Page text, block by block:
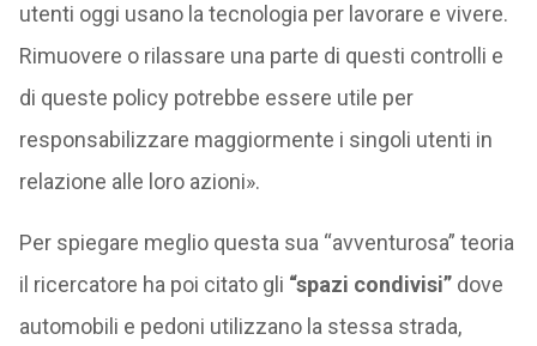
utenti oggi usano la tecnologia per lavorare e vivere.
Rimuovere o rilassare una parte di questi controlli e
di queste policy potrebbe essere utile per
responsabilizzare maggiormente i singoli utenti in
relazione alle loro azioni».
Per spiegare meglio questa sua “avventurosa” teoria
il ricercatore ha poi citato gli “spazi condivisi”dove
automobili e pedoni utilizzano la stessa strada,